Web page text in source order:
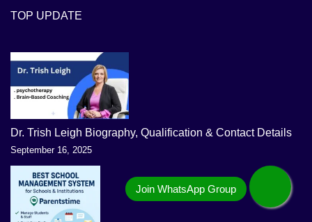
TOP UPDATE
Dr. Trish Leigh Biography, Qualification & Contact Details
September 16, 2025